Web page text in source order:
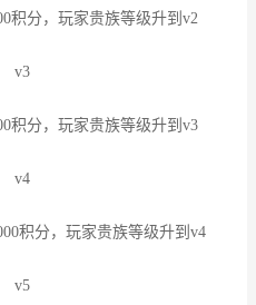
分，玩家贵族等级升到v2
分，玩家贵族等级升到v3
积分，玩家贵族等级升到v4